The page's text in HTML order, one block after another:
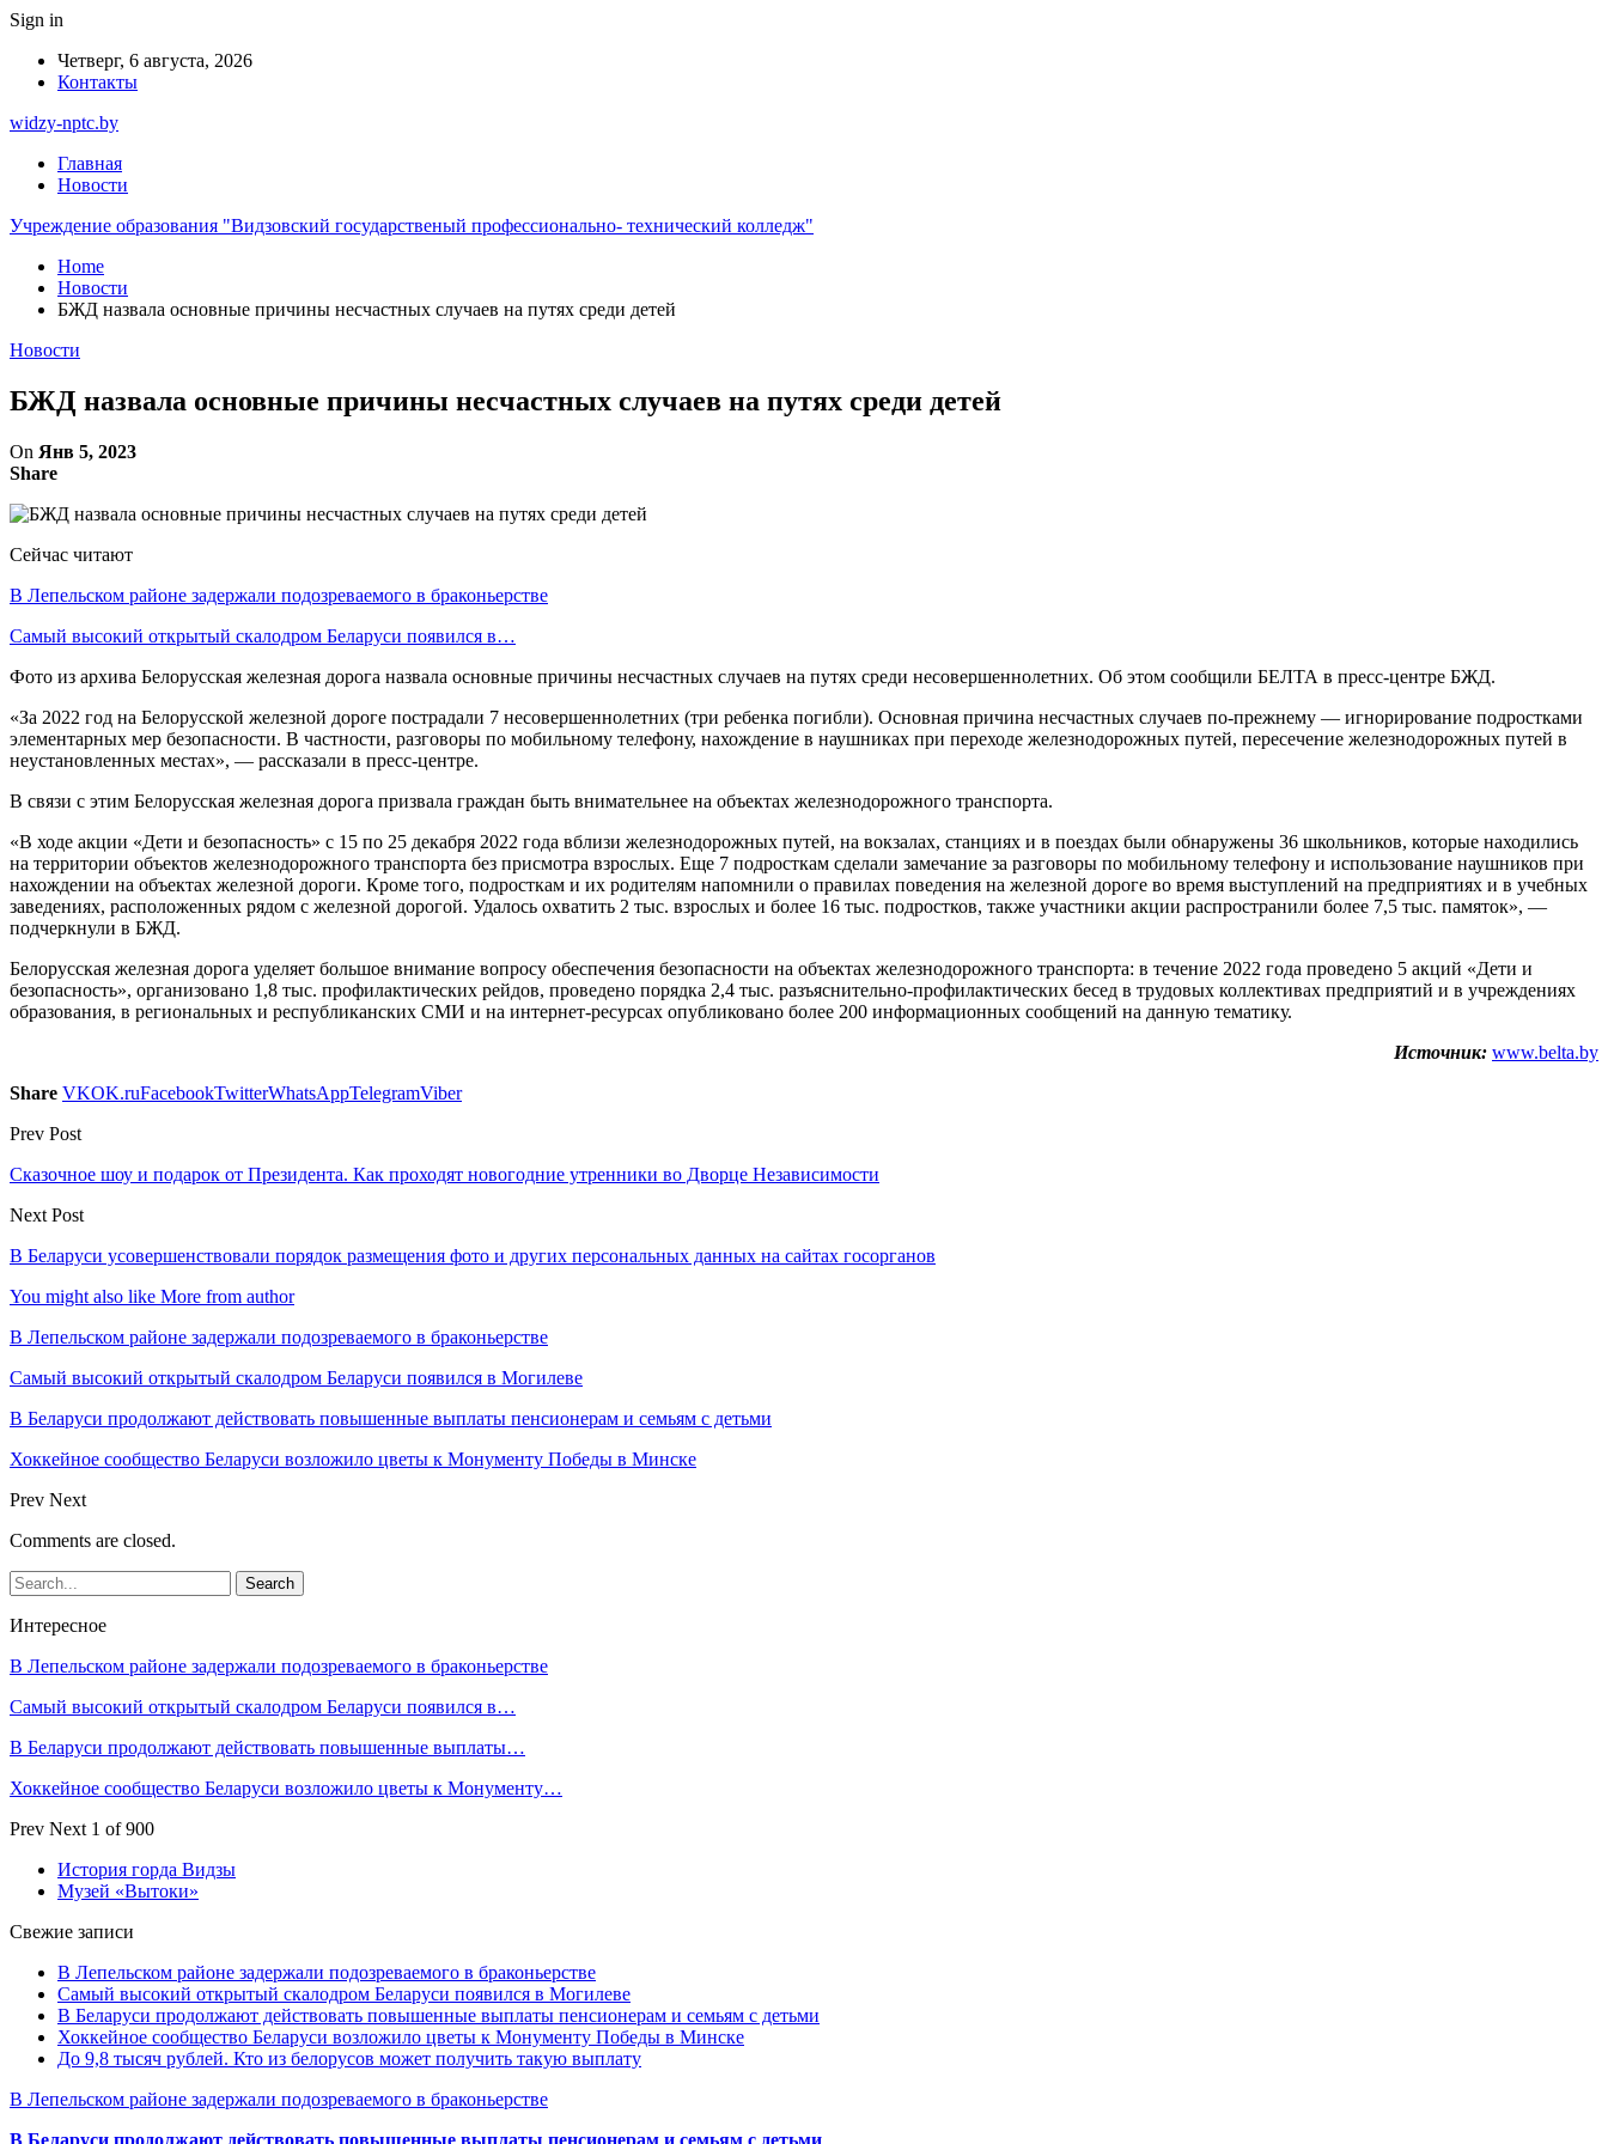
Sign in
Четверг, 6 августа, 2026
Контакты
widzy-nptc.by
Главная
Новости
Учреждение образования "Видзовский государственый профессионально- технический колледж"
Home
Новости
БЖД назвала основные причины несчастных случаев на путях среди детей
Новости
БЖД назвала основные причины несчастных случаев на путях среди детей
On Янв 5, 2023
Share
Сейчас читают
В Лепельском районе задержали подозреваемого в браконьерстве
Самый высокий открытый скалодром Беларуси появился в…
Фото из архива Белорусская железная дорога назвала основные причины несчастных случаев на путях среди несовершеннолетних. Об этом сообщили БЕЛТА в пресс-центре БЖД.
«За 2022 год на Белорусской железной дороге пострадали 7 несовершеннолетних (три ребенка погибли). Основная причина несчастных случаев по-прежнему — игнорирование подростками
элементарных мер безопасности. В частности, разговоры по мобильному телефону, нахождение в наушниках при переходе железнодорожных путей, пересечение железнодорожных путей в
неустановленных местах», — рассказали в пресс-центре.
В связи с этим Белорусская железная дорога призвала граждан быть внимательнее на объектах железнодорожного транспорта.
«В ходе акции «Дети и безопасность» с 15 по 25 декабря 2022 года вблизи железнодорожных путей, на вокзалах, станциях и в поездах были обнаружены 36 школьников, которые находились
на территории объектов железнодорожного транспорта без присмотра взрослых. Еще 7 подросткам сделали замечание за разговоры по мобильному телефону и использование наушников при
нахождении на объектах железной дороги. Кроме того, подросткам и их родителям напомнили о правилах поведения на железной дороге во время выступлений на предприятиях и в учебных
заведениях, расположенных рядом с железной дорогой. Удалось охватить 2 тыс. взрослых и более 16 тыс. подростков, также участники акции распространили более 7,5 тыс. памяток», —
подчеркнули в БЖД.
Белорусская железная дорога уделяет большое внимание вопросу обеспечения безопасности на объектах железнодорожного транспорта: в течение 2022 года проведено 5 акций «Дети и
безопасность», организовано 1,8 тыс. профилактических рейдов, проведено порядка 2,4 тыс. разъяснительно-профилактических бесед в трудовых коллективах предприятий и в учреждениях
образования, в региональных и республиканских СМИ и на интернет-ресурсах опубликовано более 200 информационных сообщений на данную тематику.
Источник: www.belta.by
Share VKOK.ruFacebookTwitterWhatsAppTelegramViber
Prev Post
Сказочное шоу и подарок от Президента. Как проходят новогодние утренники во Дворце Независимости
Next Post
В Беларуси усовершенствовали порядок размещения фото и других персональных данных на сайтах госорганов
You might also like More from author
В Лепельском районе задержали подозреваемого в браконьерстве
Самый высокий открытый скалодром Беларуси появился в Могилеве
В Беларуси продолжают действовать повышенные выплаты пенсионерам и семьям с детьми
Хоккейное сообщество Беларуси возложило цветы к Монументу Победы в Минске
Prev Next
Comments are closed.
Интересное
В Лепельском районе задержали подозреваемого в браконьерстве
Самый высокий открытый скалодром Беларуси появился в…
В Беларуси продолжают действовать повышенные выплаты…
Хоккейное сообщество Беларуси возложило цветы к Монументу…
Prev Next 1 of 900
История горда Видзы
Музей «Вытоки»
Свежие записи
В Лепельском районе задержали подозреваемого в браконьерстве
Самый высокий открытый скалодром Беларуси появился в Могилеве
В Беларуси продолжают действовать повышенные выплаты пенсионерам и семьям с детьми
Хоккейное сообщество Беларуси возложило цветы к Монументу Победы в Минске
До 9,8 тысяч рублей. Кто из белорусов может получить такую выплату
В Лепельском районе задержали подозреваемого в браконьерстве
В Беларуси продолжают действовать повышенные выплаты пенсионерам и семьям с детьми